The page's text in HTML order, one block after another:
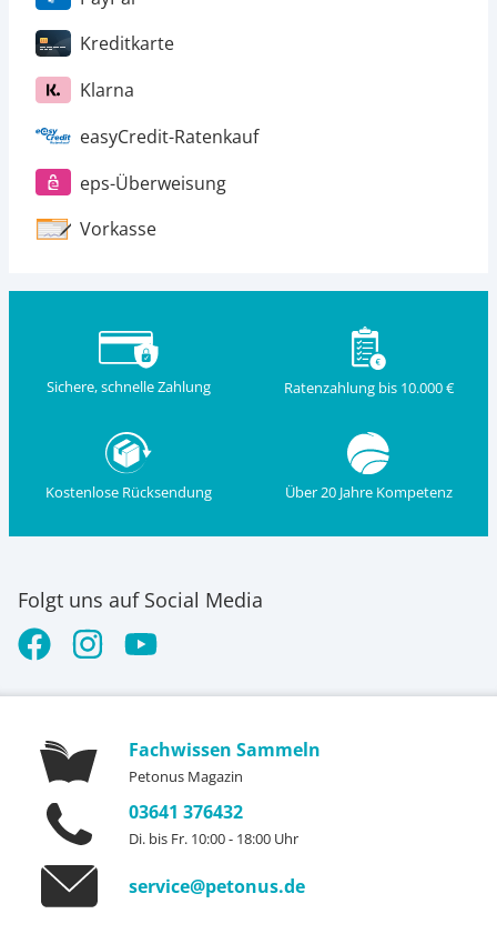
Kreditkarte
Klarna
easyCredit-Ratenkauf
eps-Überweisung
Vorkasse
Sichere, schnelle Zahlung Ratenzahlung bis 10.000 €
Kostenlose Rücksendung Über 20 Jahre Kompetenz
Folgt uns auf Social Media
Fachwissen Sammeln
Petonus Magazin
03641 376432
Di. bis Fr. 10:00 - 18:00 Uhr
service@petonus.de